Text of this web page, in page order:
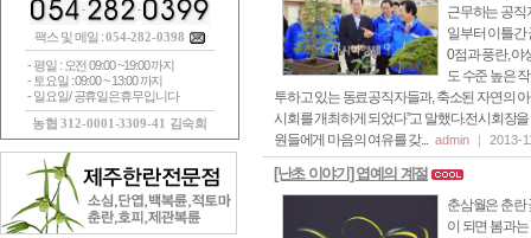
팩스 및 메일 :054-282-0398
- 평일 : 오전 09:00 ~19:00 까지
- 토요일 : 09:00 ~ 13:00 까지
- 일요일/ 공휴일은휴무입니다
농협 312-0001-3309-41 김숙희
근무하는 공직
일부터 이틀간
0점과 풍란, 야
도 수준 높은
투하고 있는 동료공직자들과, 축소된 자연의
시회를 개최하게 되었다”고 말했다.전시회장
원들에게 마음의 여유를 갖... admin 2013-
[난초 이야기] 엽예의 계절
춘삼월은 춘란
이 되면 봄과